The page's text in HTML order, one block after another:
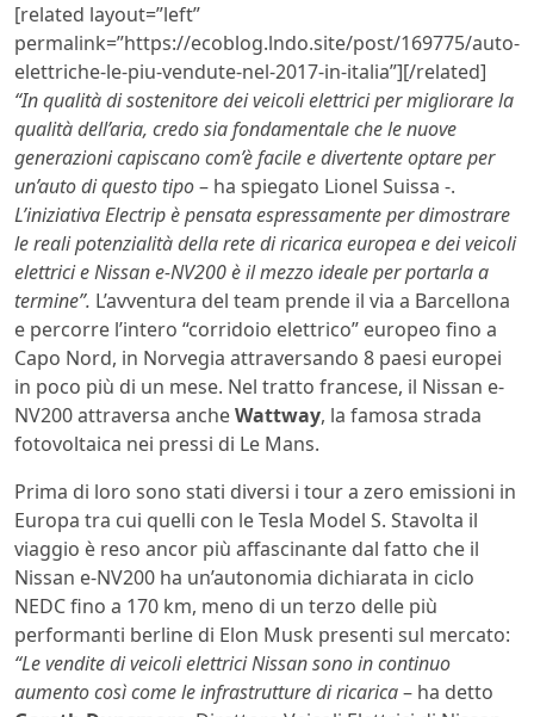
[related layout=”left”
permalink=”https://ecoblog.lndo.site/post/169775/auto-
elettriche-le-piu-vendute-nel-2017-in-italia”][/related]
“In qualità di sostenitore dei veicoli elettrici per migliorare la
qualità dell’aria, credo sia fondamentale che le nuove
generazioni capiscano com’è facile e divertente optare per
un’auto di questo tipo– ha spiegato Lionel Suissa -.
L’iniziativa Electrip è pensata espressamente per dimostrare
le reali potenzialità della rete di ricarica europea e dei veicoli
elettrici e Nissan e-NV200 è il mezzo ideale per portarla a
termine”. L’avventura del team prende il via a Barcellona
e percorre l’intero “corridoio elettrico” europeo fino a
Capo Nord, in Norvegia attraversando 8 paesi europei
in poco più di un mese. Nel tratto francese, il Nissan e-
NV200 attraversa ancheWattway, la famosa strada
fotovoltaica nei pressi di Le Mans.
Prima di loro sono stati diversi i tour a zero emissioni in
Europa tra cui quelli con le Tesla Model S. Stavolta il
viaggio è reso ancor più affascinante dal fatto che il
Nissan e-NV200 ha un’autonomia dichiarata in ciclo
NEDC fino a 170 km, meno di un terzo delle più
performanti berline di Elon Musk presenti sul mercato:
“Le vendite di veicoli elettrici Nissan sono in continuo
aumento così come le infrastrutture di ricarica– ha detto